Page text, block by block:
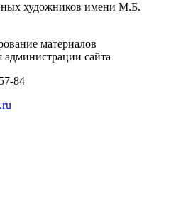
художников имени М.Б.
материалов
администрации сайта
84